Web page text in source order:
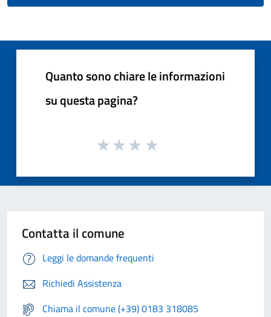
Quanto sono chiare le informazioni
su questa pagina?
Contatta il comune
Leggi le domande frequenti
Richiedi Assistenza
Chiama il comune (+39) 0183 318085